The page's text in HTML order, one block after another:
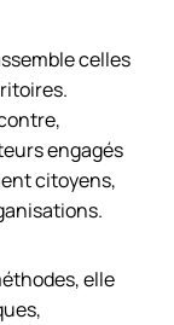
celles
engagés
citoyens,
elle